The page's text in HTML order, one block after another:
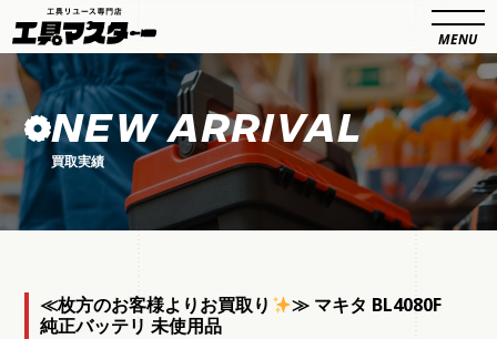
NEW ARRIVAL
買取実績
≪枚方のお客様よりお買取り
≫ マキタ BL4080F
純正バッテリ 未使用品